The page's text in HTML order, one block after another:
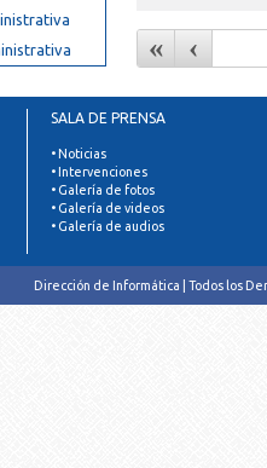
« ‹
SALA DE PRENSA
• Noticias
• Intervenciones
• Galería de fotos
• Galería de videos
• Galería de audios
Dirección de Informática | Todos los